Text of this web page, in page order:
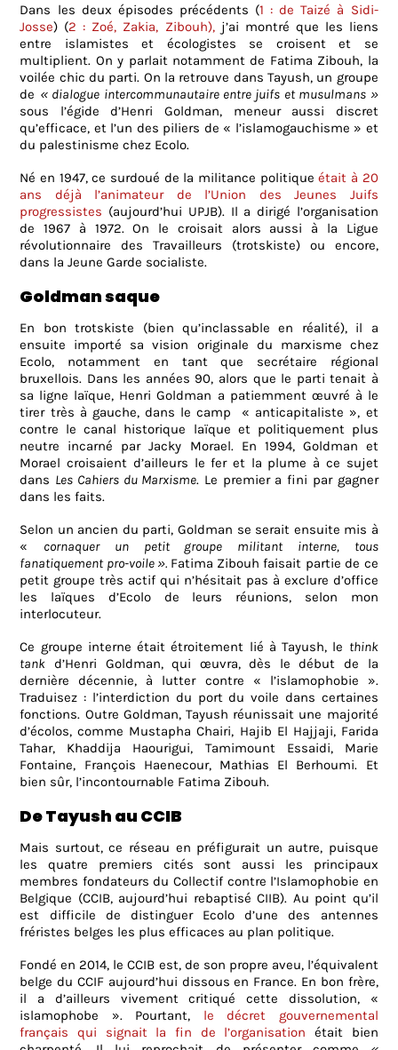
Dans les deux épisodes précédents (1 : de Taizé à Sidi-
Josse) (2 : Zoé, Zakia, Zibouh),j’ai montré que les liens
entre islamistes et écologistes se croisent et se
multiplient. On y parlait notamment de Fatima Zibouh, la
voilée chic du parti. On la retrouve dans Tayush, un groupe
de « dialogue intercommunautaire entre juifs et musulmans »
sous l’égide d’Henri Goldman, meneur aussi discret
qu’efficace, et l’un des piliers de « l’islamogauchisme » et
du palestinisme chez Ecolo.
Né en 1947, ce surdoué de la militance politiqueétait à 20
ans déjà l’animateur de l’Union des Jeunes Juifs
progressistes (aujourd’hui UPJB). Il a dirigé l’organisation
de 1967 à 1972. On le croisait alors aussi à la Ligue
révolutionnaire des Travailleurs (trotskiste) ou encore,
dans la Jeune Garde socialiste.
Goldman saque
En bon trotskiste (bien qu’inclassable en réalité), il a
ensuite importé sa vision originale du marxisme chez
Ecolo, notamment en tant que secrétaire régional
bruxellois. Dans les années 90, alors que le parti tenait à
sa ligne laïque, Henri Goldman a patiemment œuvré à le
tirer très à gauche, dans le camp « anticapitaliste », et
contre le canal historique laïque et politiquement plus
neutre incarné par Jacky Morael. En 1994, Goldman et
Morael croisaient d’ailleurs le fer et la plume à ce sujet
dans Les Cahiers du Marxisme. Le premier a fini par gagner
dans les faits.
Selon un ancien du parti, Goldman se serait ensuite mis à
« cornaquer un petit groupe militant interne, tous
fanatiquement pro-voile ». Fatima Zibouh faisait partie de ce
petit groupe très actif qui n’hésitait pas à exclure d’office
les laïques d’Ecolo de leurs réunions, selon mon
interlocuteur.
Ce groupe interne était étroitement lié à Tayush, le think
tank d’Henri Goldman, qui œuvra, dès le début de la
dernière décennie, à lutter contre « l’islamophobie ».
Traduisez : l’interdiction du port du voile dans certaines
fonctions. Outre Goldman, Tayush réunissait une majorité
d’écolos, comme Mustapha Chairi, Hajib El Hajjaji, Farida
Tahar, Khaddija Haourigui, Tamimount Essaidi, Marie
Fontaine, François Haenecour, Mathias El Berhoumi. Et
bien sûr, l’incontournable Fatima Zibouh.
De Tayush au CCIB
Mais surtout, ce réseau en préfigurait un autre, puisque
les quatre premiers cités sont aussi les principaux
membres fondateurs du Collectif contre l’Islamophobie en
Belgique (CCIB, aujourd’hui rebaptisé CIIB). Au point qu’il
est difficile de distinguer Ecolo d’une des antennes
fréristes belges les plus efficaces au plan politique.
Fondé en 2014, le CCIB est, de son propre aveu, l’équivalent
belge du CCIF aujourd’hui dissous en France. En bon frère,
il a d’ailleurs vivement critiqué cette dissolution, «
islamophobe ». Pourtant, le décret gouvernemental
français qui signait la fin de l’organisation était bien